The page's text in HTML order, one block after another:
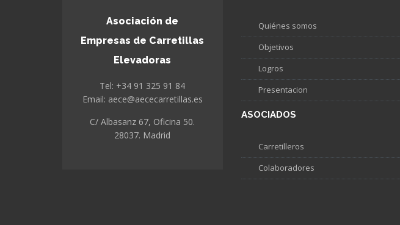
Asociación de
Empresas de Carretillas
Elevadoras
Tel: +34 91 325 91 84
Email: aece@aececarretillas.es
C/ Albasanz 67, Oficina 50.
28037. Madrid
Quiénes somos
Objetivos
Logros
Presentacion
ASOCIADOS
Carretilleros
Colaboradores